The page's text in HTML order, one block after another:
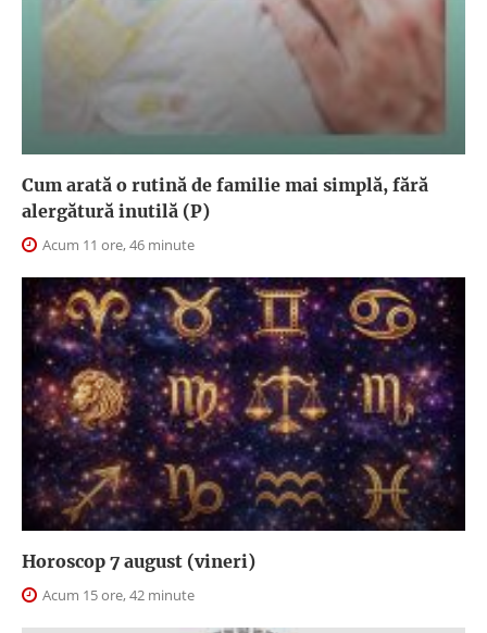
Cum arată o rutină de familie mai simplă, fără
alergătură inutilă (P)
Acum 11 ore, 46 minute
Horoscop 7 august (vineri)
Acum 15 ore, 42 minute